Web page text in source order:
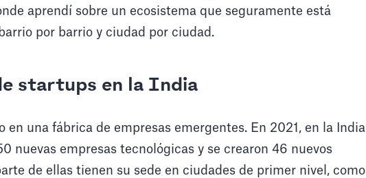
aprendí sobre un ecosistema que seguramente está
por barrio y ciudad por ciudad.
startups en la India
en una fábrica de empresas emergentes. En 2021, en la India
nuevas empresas tecnológicas y se crearon 46 nuevos
de ellas tienen su sede en ciudades de primer nivel, como